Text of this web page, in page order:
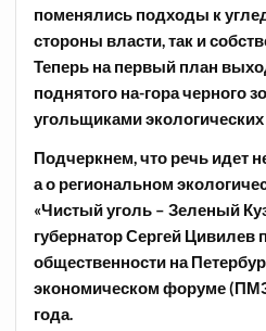
поменялись подходы к
стороны власти, так и
Теперь на первый план
поднятого на-гора черного
угольщиками
Подчеркнем, что речь идет
а о региональном
«Чистый уголь – Зеленый
губернатор Сергей
общественности на
экономическом форуме
года.